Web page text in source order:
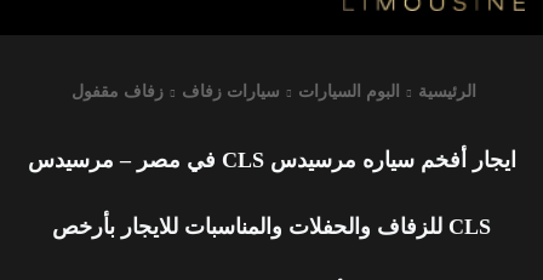
الرئيسية البوم السيارات سيارات زفاف زفاف مقفول
ايجار أفخم سياره مرسيدس CLS في مصر – مرسيدس
CLS للزفاف والحفلات والمناسبات للايجار بأرخص